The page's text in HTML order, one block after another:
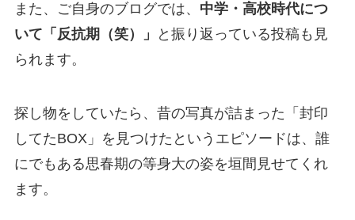
また、ご自身のブログでは、 中学・高校時代につ
いて「反抗期（笑）」
と振り返っている投稿も見
られます。
探し物をしていたら、昔の写真が詰まった「封印
してたBOX」を見つけたというエピソードは、誰
にでもある思春期の等身大の姿を垣間見せてくれ
ます。